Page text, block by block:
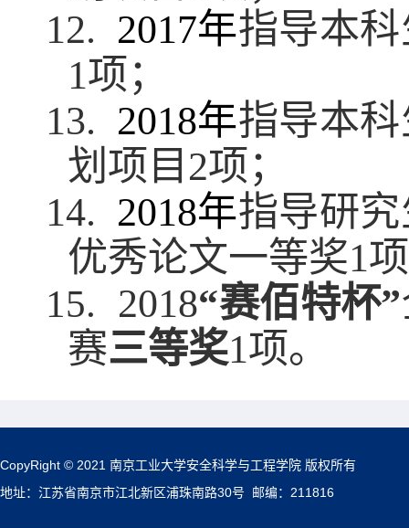
12. 2017年指导本
1项；
13. 2018年指导本
划项目 2项；
14. 2018年指导研
优秀论文一等奖1
15. 2018“赛佰特杯”
赛三等奖1项。
CopyRight © 2021 南京工业大学安全科学与工程学院 版权所有
地址：江苏省南京市江北新区浦珠南路30号 邮编：211816